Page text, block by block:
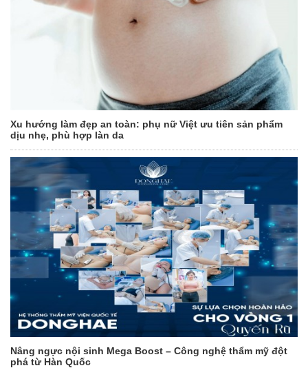
Xu hướng làm đẹp an toàn: phụ nữ Việt ưu tiên sản phẩm
dịu nhẹ, phù hợp làn da
Nâng ngực nội sinh Mega Boost – Công nghệ thẩm mỹ đột
phá từ Hàn Quốc